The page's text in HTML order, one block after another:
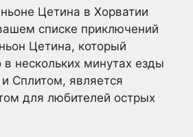
Цетина в Хорватии
списке приключений
Цетина, который
в нескольких минутах езды
Сплитом, является
для любителей острых